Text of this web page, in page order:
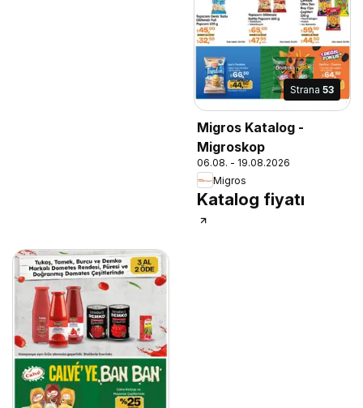
Strana 53
Migros Katalog -
Migroskop
06.08. - 19.08.2026
Migros
Katalog fiyatı